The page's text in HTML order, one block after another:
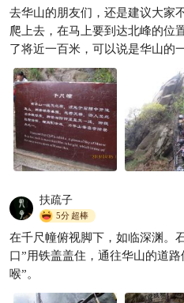
华山图解｜一张图看懂“奇险天
下第一山”
沐沐在西安 1.6w
去华山的朋友们，还是建议大家
爬上去，在马上要到达北峰的位
了将近一百米，可以说是华山的
得很开阔
扶疏子
5分超棒
在千尺幢俯视脚下，如临深渊。
口”用铁盖盖住，通往华山的道
喉”。